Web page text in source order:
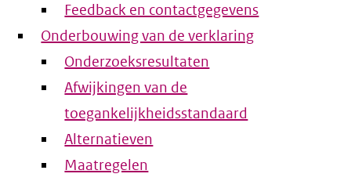
Feedback en contactgegevens
Onderbouwing van de verklaring
Onderzoeksresultaten
Afwijkingen van de
toegankelijkheidsstandaard
Alternatieven
Maatregelen